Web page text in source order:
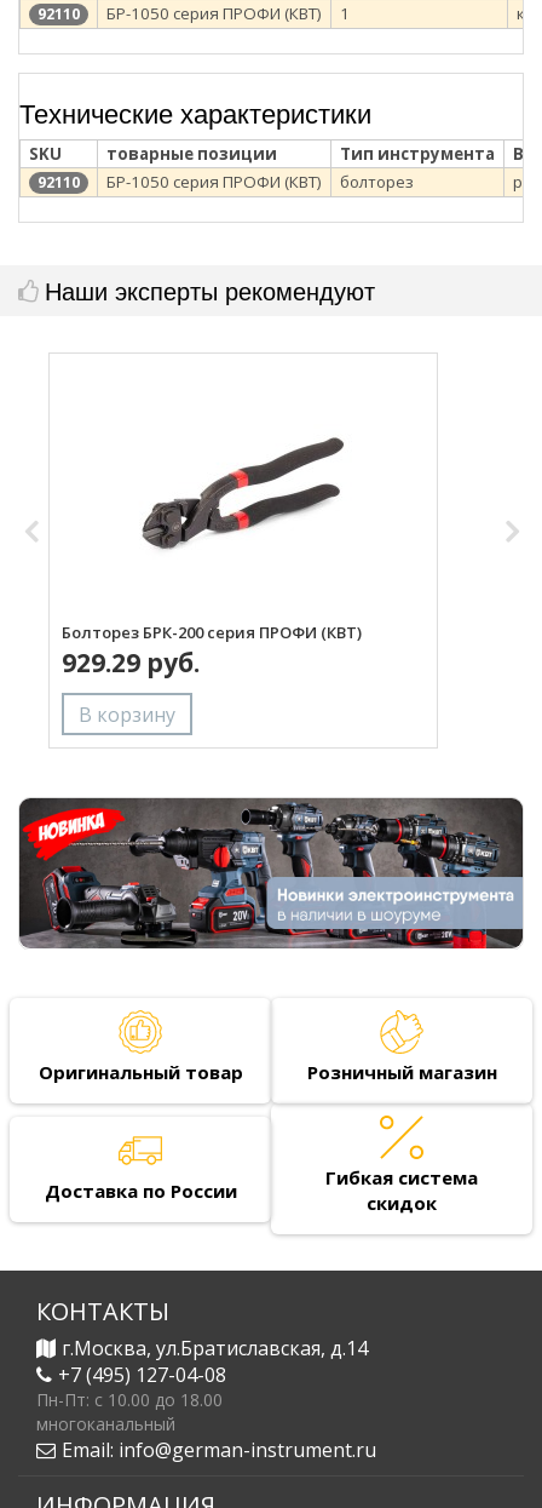
92110 БР-1050 серия ПРОФИ (КВТ) 1
Технические характеристики
SKU товарные позиции Тип инструмента
92110 БР-1050 серия ПРОФИ (КВТ) болторез
Наши эксперты рекомендуют
Болторез БРК-200 серия ПРОФИ (КВТ)
929.29 руб.
Оригинальный товар Розничный магазин
Доставка по России
Гибкая система
скидок
КОНТАКТЫ
г.Москва, ул.Братиславская, д.14
+7 (495) 127-04-08
Пн-Пт: c 10.00 до 18.00
многоканальный
Email: info@german-instrument.ru